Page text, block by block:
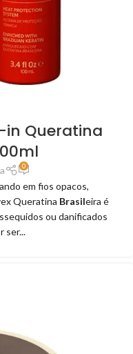
in Queratina
0
em fios opacos,
Queratina Brasileira é
ou danificados
ser...